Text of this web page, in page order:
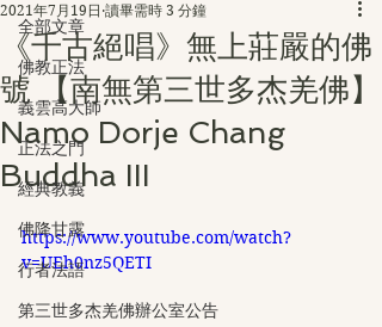
全部文章
佛教正法
義雲高大師
正法之門
經典教義
佛降甘露
行者法語
第三世多杰羌佛辦公室公告
《千古絕唱》無上莊嚴的佛
號 【南無第三世多杰羌佛】
Namo Dorje Chang
Buddha III
2021年7月19日 讀畢需時 3 分鐘
https://www.youtube.com/watch?
v=UEh0nz5QETI